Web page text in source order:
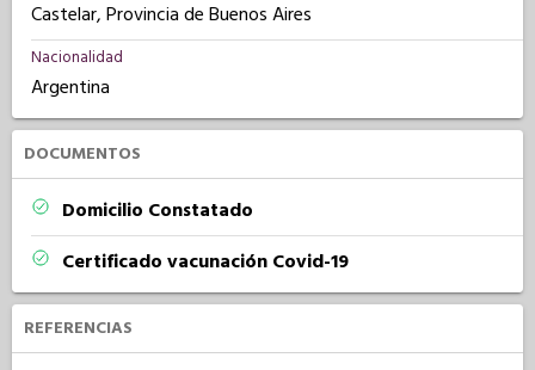
Castelar, Provincia de Buenos Aires
Nacionalidad
Argentina
DOCUMENTOS
Domicilio Constatado
Certificado vacunación Covid-19
REFERENCIAS